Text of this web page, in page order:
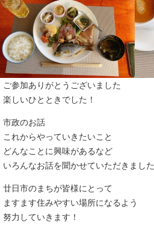
ご参加ありがとうございました
楽しいひとときでした！
市政のお話
これからやっていきたいこと
どんなことに興味があるなど
いろんなお話を聞かせていただきました
廿日市のまちが皆様にとって
ますます住みやすい場所になるよう
努力していきます！